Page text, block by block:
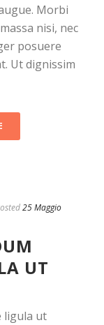
Morbi
nisi, nec
posuere
Ut dignissim
25 Maggio
UT
ligula ut